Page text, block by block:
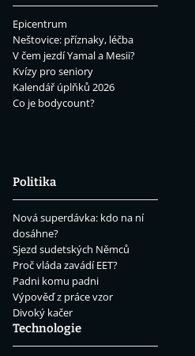
Epicentrum
Neštovice: příznaky, léčba
V čem jezdí Yamal a Mesii?
Kvízy pro seniory
Kalendář úplňků 2026
Co je bodycount?
Politika
Nová superdávka: kdo na ní
dosáhne?
Sjezd sudetských Němců
Proč vláda zavádí EET?
Padni komu padni
Výpověď z práce vzor
Divoký kačer
Technologie